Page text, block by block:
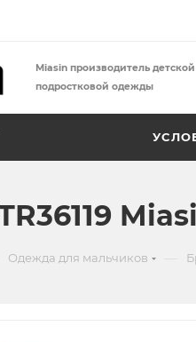
Miasin производитель
подростковой одежды
Одежда для мальчиков